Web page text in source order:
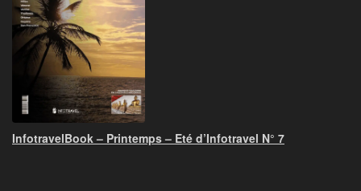
InfotravelBook – Printemps – Eté d’Infotravel N° 7